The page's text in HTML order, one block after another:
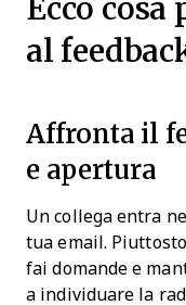
al
Affronta il
e apertura
Un collega entra
tua email.
fai domande e
a individuare la